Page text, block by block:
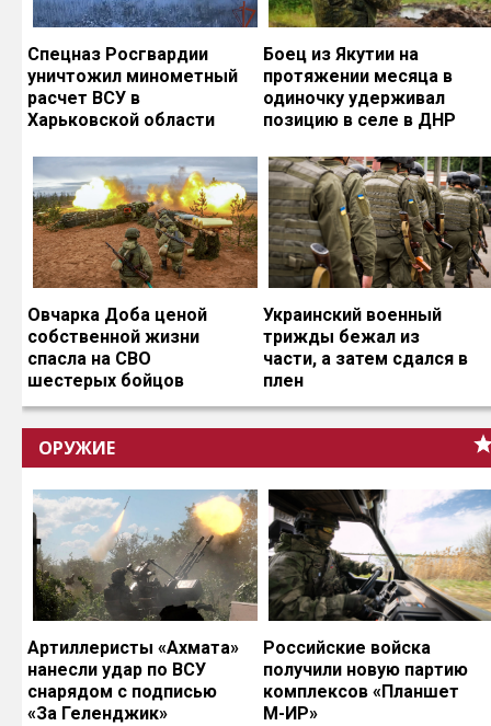
Спецназ Росгвардии
уничтожил минометный
расчет ВСУ в
Харьковской области
Боец из Якутии на
протяжении месяца в
одиночку удерживал
позицию в селе в ДНР
Овчарка Доба ценой
собственной жизни
спасла на СВО
шестерых бойцов
Украинский военный
трижды бежал из
части, а затем сдался в
плен
ОРУЖИЕ
Артиллеристы «Ахмата»
нанесли удар по ВСУ
снарядом с подписью
«За Геленджик»
Российские войска
получили новую партию
комплексов «Планшет
М-ИР»